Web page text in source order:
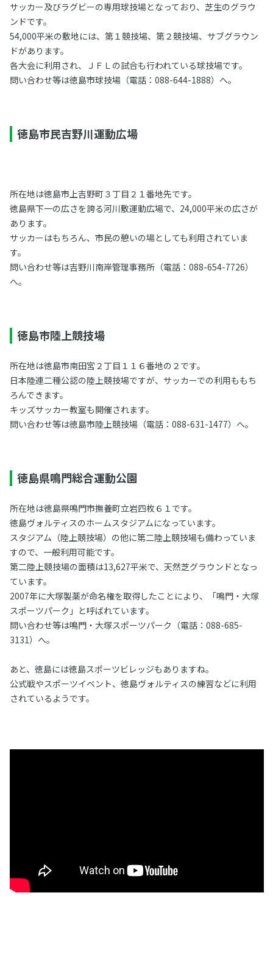
サッカー及びラグビーの専用球技場となっており、芝生のグラウ
ンドです。
54,000平米の敷地には、第１競技場、第２競技場、サブグラウン
ドがあります。
各大会に利用され、ＪＦＬの試合も行われている球技場です。
問い合わせ等は徳島市球技場（電話：088-644-1888）へ。
徳島市民吉野川運動広場
所在地は徳島市上吉野町３丁目２１番地先です。
徳島県下一の広さを誇る河川敷運動広場で、24,000平米の広さが
あります。
サッカーはもちろん、市民の憩いの場としても利用されていま
す。
問い合わせ等は吉野川南岸管理事務所（電話：088-654-7726）
へ。
徳島市陸上競技場
所在地は徳島市南田宮２丁目１１６番地の２です。
日本陸連二種公認の陸上競技場ですが、サッカーでの利用ももち
ろんできます。
キッズサッカー教室も開催されます。
問い合わせ等は徳島市陸上競技場（電話：088-631-1477）へ。
徳島県鳴門総合運動公園
所在地は徳島県鳴門市撫養町立岩四枚６１です。
徳島ヴォルティスのホームスタジアムになっています。
スタジアム（陸上競技場）の他に第二陸上競技場も備わっていま
すので、一般利用可能です。
第二陸上競技場の面積は13,627平米で、天然芝グラウンドとなっ
ています。
2007年に大塚製薬が命名権を取得したことにより、「鳴門・大塚
スポーツパーク」と呼ばれています。
問い合わせ等は鳴門・大塚スポーツパーク（電話：088-685-
3131）へ。
あと、徳島には徳島スポーツビレッジもありますね。
公式戦やスポーツイベント、徳島ヴォルティスの練習などに利用
されているようです。